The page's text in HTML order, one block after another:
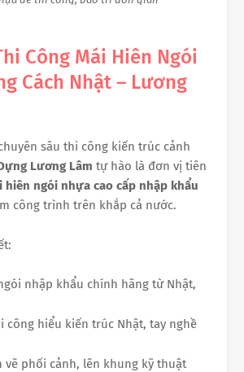
Công Mái Hiên Ngói
Cách Nhật – Lương
sâu thi công kiến trúc cảnh
Lương Lâm tự hào là đơn vị tiên
hiên ngói nhựa cao cấp nhập khẩu
công trình trên khắp cả nước.
nhập khẩu chính hãng từ Nhật,
công hiểu kiến trúc Nhật, tay nghề
vẽ phối cảnh, lên khung kỹ thuật